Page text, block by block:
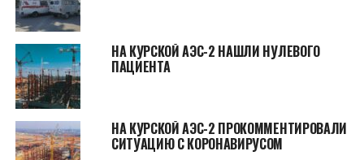
НА КУРСКОЙ АЭС-2 НАШЛИ НУЛЕВОГО
ПАЦИЕНТА
НА КУРСКОЙ АЭС-2 ПРОКОММЕНТИРОВАЛИ
СИТУАЦИЮ С КОРОНАВИРУСОМ